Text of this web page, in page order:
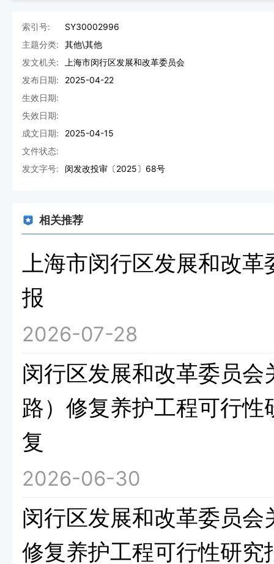
索引号:
SY30002996
主题分类:
其他\其他
发文机关:
上海市闵行区发展和改革委员会
发布日期:
2025-04-22
生效日期:
失效日期:
成文日期:
2025-04-15
文件状态:
发文字号:
闵发改投审〔2025〕68号
相关推荐
上海市闵行区发展和改
报
2026-07-28
闵行区发展和改革委员
路）修复养护工程可行
复
2026-06-30
闵行区发展和改革委员
修复养护工程可行性研